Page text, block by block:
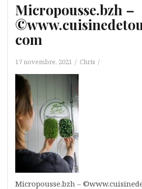
Micropousse.bzh –
com
17 novembre, 2021 Chris
Micropousse.bzh –